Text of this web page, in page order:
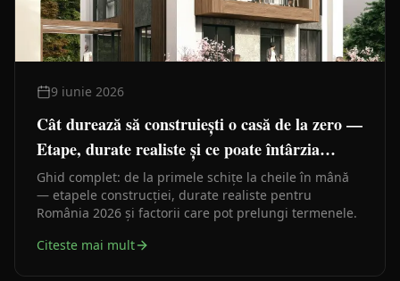
9 iunie 2026
Cât durează să construiești o casă de la zero —
Etape, durate realiste și ce poate întârzia
lucrările
Ghid complet: de la primele schițe la cheile în mână
— etapele construcției, durate realiste pentru
România 2026 și factorii care pot prelungi termenele.
Citeste mai mult